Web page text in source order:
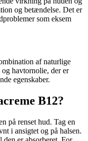
og betændelse. Det er
som eksem
af naturlige
havtornolie, der er
egenskaber.
B12?
på renset hud. Tag en
i ansigtet og på halsen.